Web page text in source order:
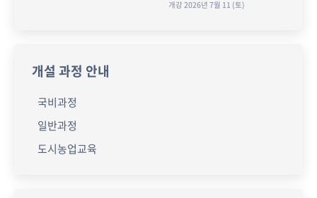
개강 2026년 7월 11 (토)
개설 과정 안내
국비과정
일반과정
도시농업교육